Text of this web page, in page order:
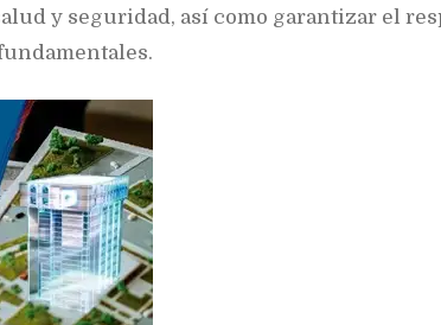
y seguridad, así como garantizar el